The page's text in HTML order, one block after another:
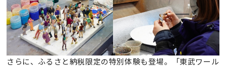
さらに、ふるさと納税限定の特別体験も登場。「東武ワール